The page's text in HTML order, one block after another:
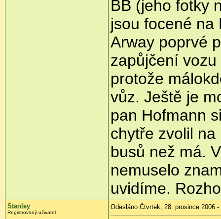
BB (jeho fotky
jsou focené na
Arway poprvé
zapůjčení
protože
vůz. Ještě je
pan Hofmann
chytře zvolil
busů než má.
nemuselo
uvidíme.
Stanley
Registrovaný uživatel
Odesláno Čtvrtek, 28. prosince 2006 -